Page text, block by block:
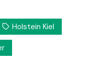
Holstein Kiel